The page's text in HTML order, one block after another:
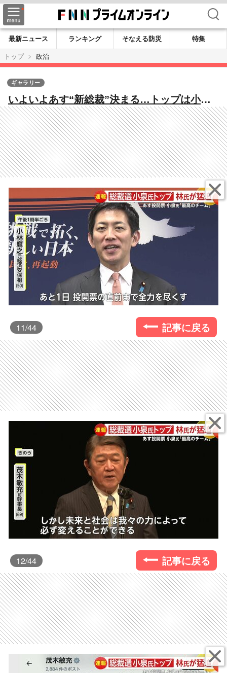
検索
最新ニュース ランキング そなえる防災
特集
トップ
政治
いよいよあす“新総裁”決まる…トップは小泉
氏・林氏猛追で“カギ”は「議員票」決選投票
が“小泉氏vs林氏”なら逆転の可能性も？【自
民党総裁選】
ギャラリー
11/44 記事に戻る
12/44 記事に戻る